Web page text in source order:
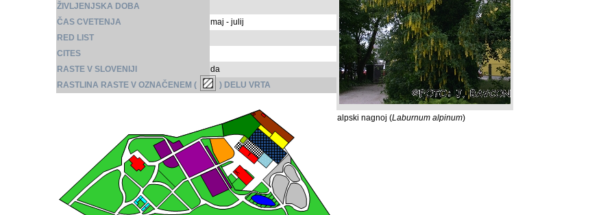
ŽIVLJENJSKA DOBA
ČAS CVETENJA
maj - julij
RED LIST
CITES
RASTE V SLOVENIJI
da
RASTLINA RASTE V OZNAČENEM (
) DELU VRTA
alpski nagnoj (Laburnum alpinum)